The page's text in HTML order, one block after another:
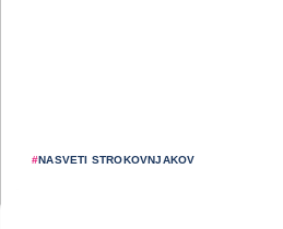
#NASVETI STROKOVNJAKOV